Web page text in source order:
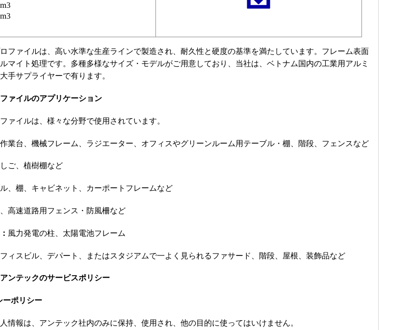
ファイルは、高い水準な生産ラインで製造され、耐久性と硬度の基準を満たしています。フレーム表面
マイト処理です。多種多様なサイズ・モデルがご用意しており、当社は、ベトナム国内の工業用アルミ
手サプライヤーで有ります。
ァイルのアプリケーション
ァイルは、様々な分野で使用されています。
作業台、機械フレーム、ラジエーター、オフィスやグリーンルーム用テーブル・棚、階段、フェンスなど
ご、植樹棚など
、棚、キャビネット、カーポートフレームなど
高速道路用フェンス・防風柵など
風力発電の柱、太陽電池フレーム
ィスビル、デパート、またはスタジアムで一よく見られるファサード、階段、屋根、装飾品など
ンテックのサービスポリシー
ーポリシー
情報は、アンテック社内のみに保持、使用され、他の目的に使ってはいけません。